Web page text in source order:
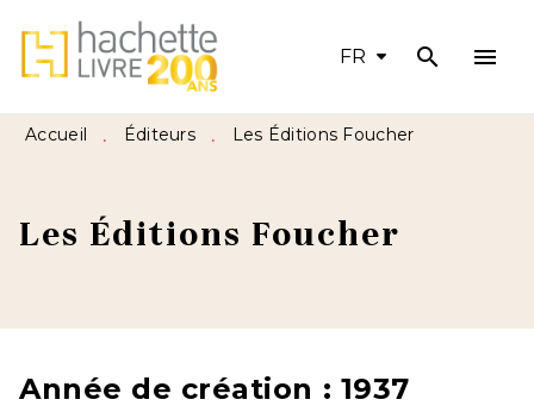
MENU RECHERCHE CONTENU
PIED DE PAGE
FR search menu
Accueil • Éditeurs • Les Éditions Foucher
Les Éditions Foucher
Année de création : 1937